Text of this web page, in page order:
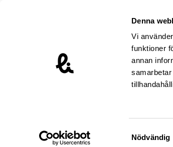
Denna
Vi
funktioner
annan
Nödvändig
Livsmedelsföretagen – till startsidan
Livsmedelsföretagen /